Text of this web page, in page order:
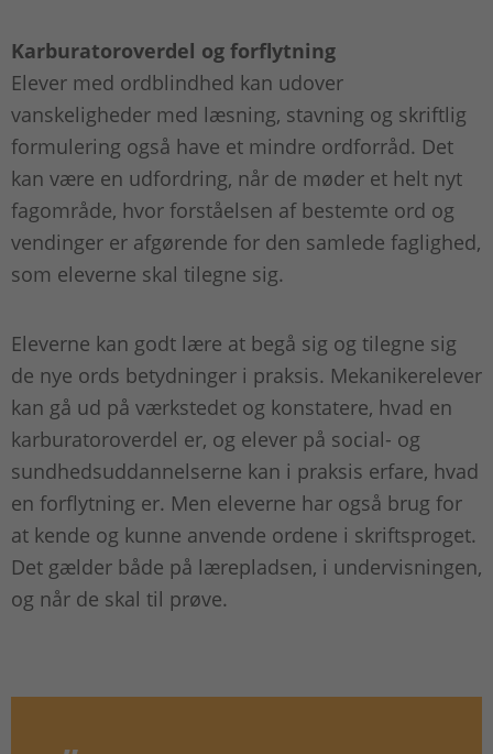
Karburatoroverdel og forflytning
Elever med ordblindhed kan udover
vanskeligheder med læsning, stavning og skriftlig
formulering også have et mindre ordforråd. Det
kan være en udfordring, når de møder et helt nyt
fagområde, hvor forståelsen af bestemte ord og
vendinger er afgørende for den samlede faglighed,
som eleverne skal tilegne sig.
Eleverne kan godt lære at begå sig og tilegne sig
de nye ords betydninger i praksis. Mekanikerelever
kan gå ud på værkstedet og konstatere, hvad en
karburatoroverdel er, og elever på social- og
sundhedsuddannelserne kan i praksis erfare, hvad
en forflytning er. Men eleverne har også brug for
at kende og kunne anvende ordene i skriftsproget.
Det gælder både på lærepladsen, i undervisningen,
og når de skal til prøve.